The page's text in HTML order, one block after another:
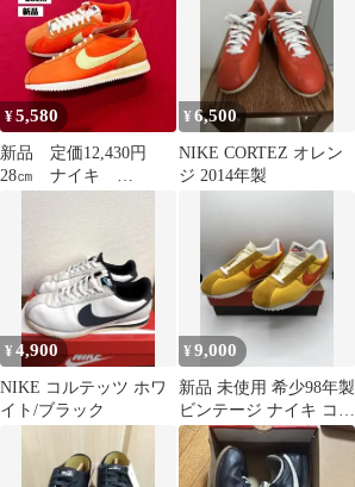
¥5,580
新品 定価12,430円
28㎝ ナイキ
¥6,500
NIKE CORTEZ オレン
ジ 2014年製
¥4,900
NIKE コルテッツ ホワ
イト/ブラック
¥9,000
新品 未使用 希少98年製
ビンテージ ナイキ コル
テッツⅡ ナイロンコル
テッツ